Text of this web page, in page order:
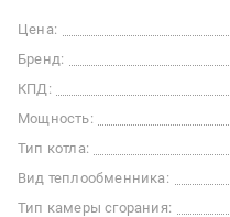
Цена:
Бренд:
КПД:
Мощность:
Тип котла:
Вид теплообменника:
Тип камеры сгорания: